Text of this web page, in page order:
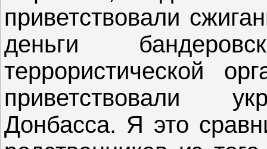
приветствовали
деньги
террористической
приветствовали
Донбасса. Я это